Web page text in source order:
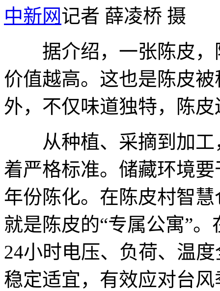
中新网记者 薛凌桥 摄
据介绍，一张陈皮，
价值越高。这也是陈皮
外，不仅味道独特，陈
从种植、采摘到加工
着严格标准。储藏环境
年份陈化。在陈皮村智
就是陈皮的“专属公寓”
24小时电压、负荷、温
稳定适宜，有效应对台